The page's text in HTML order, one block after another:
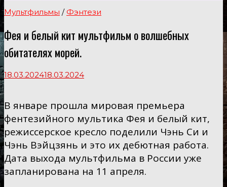
Мультфильмы / Фэнтези
Фея и белый кит мультфильм о волшебных
обитателях морей.
18.03.202418.03.2024
В январе прошла мировая премьера
фентезийного мультика Фея и белый кит,
режиссерское кресло поделили Чэнь Си и
Чэнь Вэйцзянь и это их дебютная работа.
Дата выхода мультфильма в России уже
запланирована на 11 апреля.